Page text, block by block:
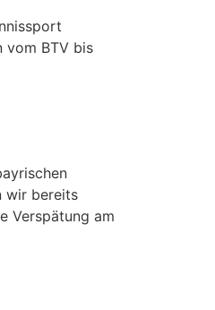
vom BTV bis
wir bereits
Verspätung am